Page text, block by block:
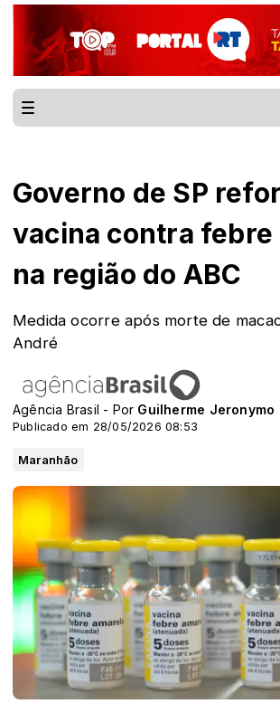
Governo de SP
vacina contra febre
na região do ABC
Medida ocorre após morte de
André
Agência Brasil - Por Guilherme Jeronymo
Publicado em 28/05/2026 08:53
Maranhão